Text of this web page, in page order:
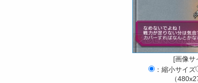
[画像サ
：縮小サイズ
（